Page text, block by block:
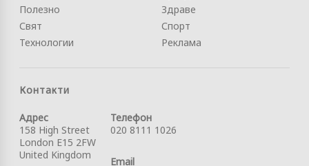
Полезно
Свят
Технологии
Здраве
Спорт
Реклама
Контакти
Адрес
158 High Street
London E15 2FW
United Kingdom
Телефон
020 8111 1026
Email